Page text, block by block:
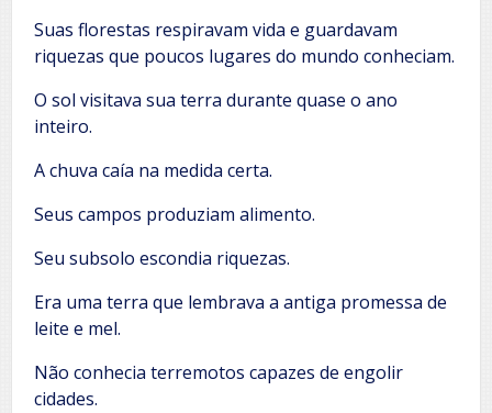
Suas florestas respiravam vida e guardavam
riquezas que poucos lugares do mundo conheciam.
O sol visitava sua terra durante quase o ano
inteiro.
A chuva caía na medida certa.
Seus campos produziam alimento.
Seu subsolo escondia riquezas.
Era uma terra que lembrava a antiga promessa de
leite e mel.
Não conhecia terremotos capazes de engolir
cidades.